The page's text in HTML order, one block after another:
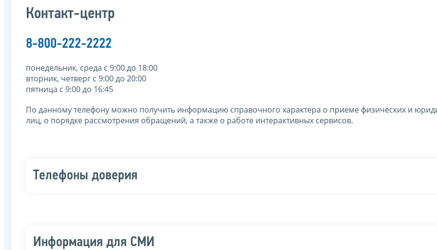
Контакт-центр
8-800-222-2222
понедельник, среда с 9:00 до 18:00
вторник, четверг с 9:00 до 20:00
пятница с 9:00 до 16:45
По данному телефону можно получить информацию справочного характера о приеме физических и
лиц, о порядке рассмотрения обращений, а также о работе интерактивных сервисов.
Телефоны доверия
Информация для СМИ